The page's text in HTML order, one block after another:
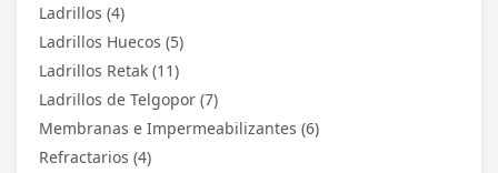
Ladrillos (4)
Ladrillos Huecos (5)
Ladrillos Retak (11)
Ladrillos de Telgopor (7)
Membranas e Impermeabilizantes (6)
Refractarios (4)